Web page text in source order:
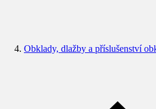
Obklady, dlažby a příslušenství